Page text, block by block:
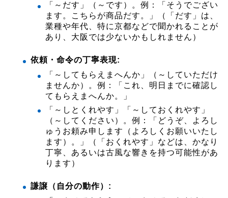
「～だす」（～です）。例：「そうでござい
ます。こちらが商品だす。」（「だす」は、
業種や年代、特に京都などで聞かれることが
あり、大阪では少ないかもしれません）
依頼・命令の丁寧表現:
「～してもらえまへんか」（～していただけ
ませんか）。例：「これ、明日までに確認し
てもらえまへんか。」
「～しとくれやす」「～しておくれやす」
（～してください）。例：「どうぞ、よろし
ゅうお頼み申します（よろしくお願いいたし
ます）。」（「おくれやす」などは、かなり
丁寧、あるいは古風な響きを持つ可能性があ
ります）
謙譲（自分の動作）: